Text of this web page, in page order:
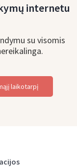
internetu
su visomis
laikotarpį